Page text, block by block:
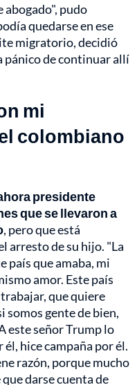
abogado", pudo
quedarse en ese
migratorio, decidió
pánico de continuar allí
mi
colombiano
presidente
que se llevaron a
, pero que está
arresto de su hijo. "La
país que amaba, mi
amor. Este país
que quiere
somos gente de bien,
este señor Trump lo
hice campaña por él.
razón, porque mucho
darse cuenta de